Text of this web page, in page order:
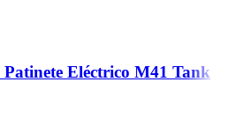
Eléctrico M41 Tank